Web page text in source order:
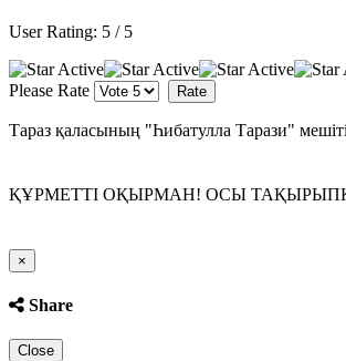
User Rating: 5 / 5
Please Rate
Тараз қаласының "Һибатулла Тарази"
ҚҰРМЕТТІ ОҚЫРМАН! ОСЫ
×
Share
Close